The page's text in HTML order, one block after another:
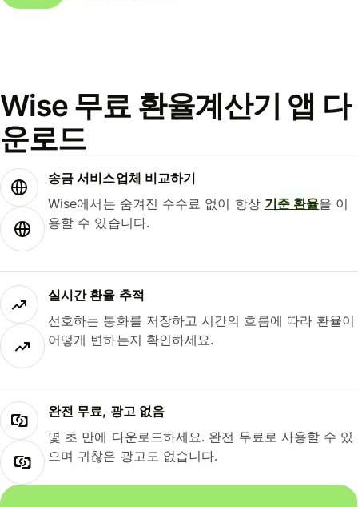
Wise 무료 환율계산기 앱 다
운로드
송금 서비스업체 비교하기
Wise에서는 숨겨진 수수료 없이 항상 기준 환율을 이
용할 수 있습니다.
실시간 환율 추적
선호하는 통화를 저장하고 시간의 흐름에 따라 환율이
어떻게 변하는지 확인하세요.
완전 무료, 광고 없음
몇 초 만에 다운로드하세요. 완전 무료로 사용할 수 있
으며 귀찮은 광고도 없습니다.